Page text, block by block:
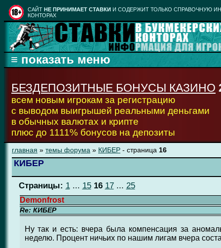
CАЙТ НЕ ПРИНИМАЕТ СТАВКИ И СОДЕРЖИТ ТОЛЬКО СПРАВОЧНУЮ
КОНТОРАХ
БЕЗДЕПОЗИТНЫЕ БОНУСЫ КАЗИНО
всем новым игрокам за регистрацию
с выводом выигрышей реальными деньгами
в обычных валютах и крипте
плюс до 1111% бонусов на депозиты
главная » темы форума » КИБЕР - страница 16
КИБЕР
Страницы: 1... 15 16 17... 25
Demonfrost
Re: КИБЕР
Ну так и есть: вчера была компенсация за
неделю. Процент ничьих по нашим лигам вчера